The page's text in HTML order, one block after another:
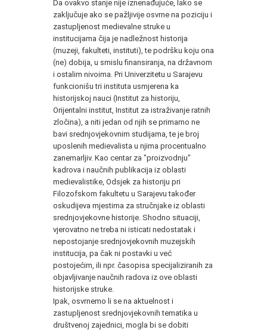
Da ovakvo stanje nije iznenađujuće, lako se
zaključuje ako se pažljivije osvrne na poziciju i
zastupljenost medievalne struke u
institucijama čija je nadležnost historija
(muzeji, fakulteti, instituti), te podršku koju ona
(ne) dobija, u smislu finansiranja, na državnom
i ostalim nivoima. Pri Univerzitetu u Sarajevu
funkcionišu tri instituta usmjerena ka
historijskoj nauci (Institut za historiju,
Orijentalni institut, Institut za istraživanje ratnih
zločina), a niti jedan od njih se primarno ne
bavi srednjovjekovnim studijama, te je broj
uposlenih medievalista u njima procentualno
zanemarljiv. Kao centar za "proizvodnju"
kadrova i naučnih publikacija iz oblasti
medievalistike, Odsjek za historiju pri
Filozofskom fakultetu u Sarajevu također
oskudijeva mjestima za stručnjake iz oblasti
srednjovjekovne historije. Shodno situaciji,
vjerovatno ne treba ni isticati nedostatak i
nepostojanje srednjovjekovnih muzejskih
institucija, pa čak ni postavki u već
postojećim, ili npr. časopisa specijaliziranih za
objavljivanje naučnih radova iz ove oblasti
historijske struke.
Ipak, osvrnemo li se na aktuelnost i
zastupljenost srednjovjekovnih tematika u
društvenoj zajednici, mogla bi se dobiti